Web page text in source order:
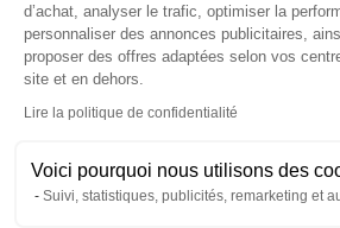
d’achat, analyser le trafic, optimiser la
personnaliser des annonces publicitaires,
proposer des offres adaptées selon vos
site et en dehors.
Lire la politique de confidentialité
Voici pourquoi nous utilisons des
Suivi, statistiques, publicités, remarketing et
Axeptio consent
Ces produits